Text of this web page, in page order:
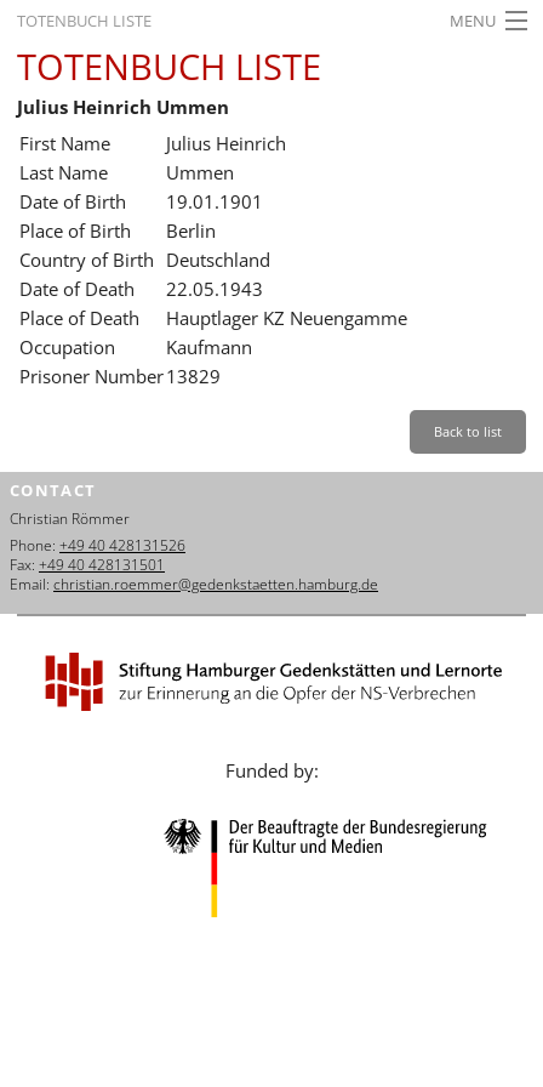
TOTENBUCH LISTE MENU
STARTSEITE
AUSSTELLUNGEN
GESCHICHTE
BILDUNG
FORSCHUNG
SERVICE
Leichte Sprache Back
Dansk
Español
Italiano
Nederlands
Português
TOTENBUCH LISTE
Julius Heinrich Ummen
First Name
Julius Heinrich
Last Name
Ummen
Date of Birth
19.01.1901
Place of Birth
Berlin
Country of Birth Deutschland
Date of Death
22.05.1943
Place of Death
Hauptlager KZ Neuengamme
Occupation
Kaufmann
Prisoner Number13829
Back to list
CONTACT
Christian Römmer
Phone: +49 40 428131526
Fax: +49 40 428131501
Email: christian.roemmer@gedenkstaetten.hamburg.de
Funded by: